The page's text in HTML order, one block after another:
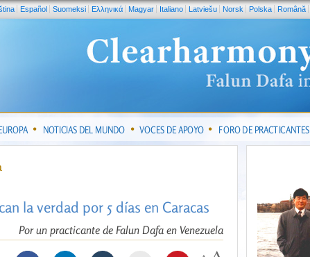
Español Suomeksi Ελληνικά Magyar Italiano Latviešu Norsk Polska Română
NOTICIAS DEL MUNDO VOCES DE APOYO FORO DE PRACTICANTES
la verdad por 5 días en Caracas
Por un practicante de Falun Dafa en Venezuela